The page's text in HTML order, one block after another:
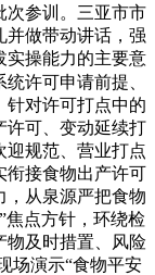
次参训。三亚市市
并做带动讲话，强
实操能力的主要意
许可申请前提、
针对许可打点中的
许可、变动延续打
迎规范、营业打点
衔接食物出产许可
，从泉源严把食物
焦点方针，环绕检
物及时措置、风险
场演示“食物平安